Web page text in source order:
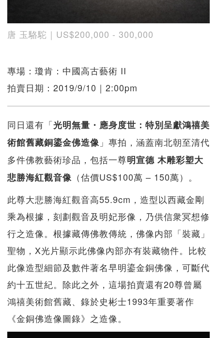
唐 玉駱駝｜US$200,000 - 300,000
專場：瓊肯：中國高古藝術 II
拍賣日期：2019/9/10｜2:00pm
同日還有「光明無量・應身度世：特別呈獻鴻禧美
術館舊藏銅鎏金佛造像 」專拍，涵蓋南北朝至清代
多件佛教藝術珍品，包括一尊明宣德 木雕彩塑大
悲勝海紅觀音像 （估價US$100萬 – 150萬）。
此尊大悲勝海紅觀音高55.9cm，造型以西藏金剛
乘為根據，刻劃觀音及明妃形像，乃供信衆冥想修
行之造像。根據藏傳佛教傳統，佛像内部「裝藏」
聖物，X光片顯示此佛像內部亦有裝藏物件。比較
此像造型細節及數件著名早明鎏金銅佛像，可斷代
約十五世紀。除此之外，這場拍賣還有20尊曾屬
鴻禧美術館舊藏、錄於史彬士1993年重要著作
《金銅佛造像圖錄》之造像。